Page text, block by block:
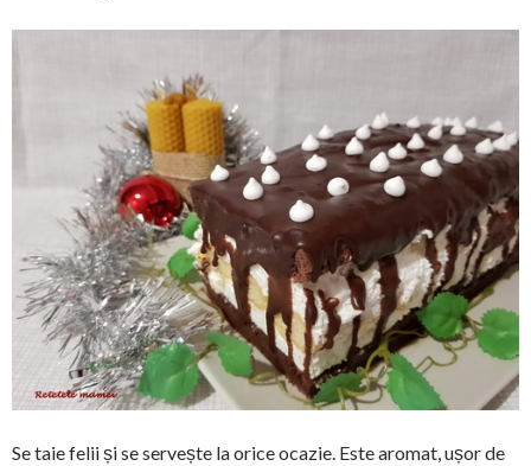
Se taie felii și se servește la orice ocazie. Este aromat, ușor de